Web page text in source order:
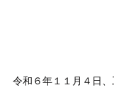
令和６年１１月４日